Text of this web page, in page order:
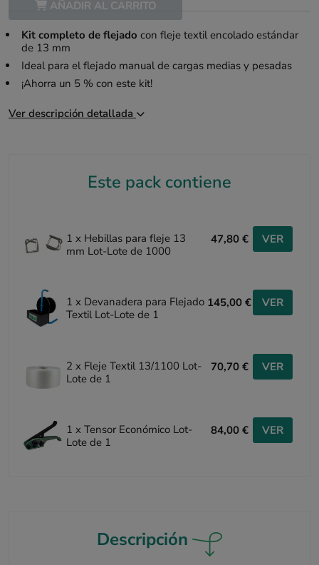
AÑADIR AL CARRITO
Kit completo de flejado con fleje textil encolado estándar
de 13 mm
Ideal para el flejado manual de cargas medias y pesadas
¡Ahorra un 5 % con este kit!
Ver descripción detallada
Este pack contiene
1 x Hebillas para fleje 13
mm Lot-Lote de 1000
47,80 € VER
1 x Devanadera para Flejado
Textil Lot-Lote de 1
145,00 € VER
2 x Fleje Textil 13/1100 Lot-
Lote de 1
70,70 € VER
1 x Tensor Económico Lot-
Lote de 1
84,00 € VER
Descripción